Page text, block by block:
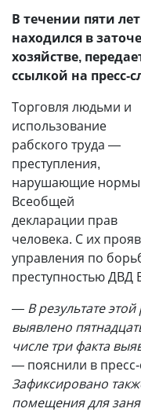
В течении пяти
находился в
хозяйстве,
ссылкой на пресс-
Торговля людьми и
использование
рабского труда —
преступления,
нарушающие нормы
Всеобщей
декларации прав
человека. С их
управления по
преступностью ДВД
— В результате
выявлено
числе три факта
— пояснили в
Зафиксировано
помещения для